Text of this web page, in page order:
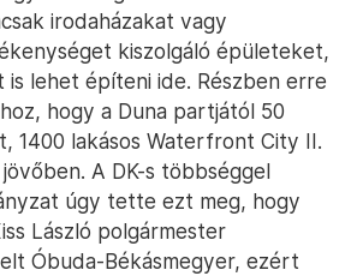
irodaházakat vagy
kiszolgáló épületeket,
is lehet építeni ide. Részben erre
hogy a Duna partjától 50
1400 lakásos Waterfront City II.
A DK-s többséggel
úgy tette ezt meg, hogy
László polgármester
Óbuda-Békásmegyer, ezért